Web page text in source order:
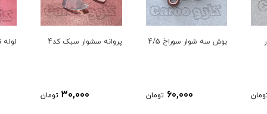
پروانه سشوار سبک کد4
30,000 تومان
لوله نسوز سشوار مکس
70,000 تومان
لوله